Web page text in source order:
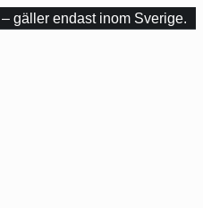
gäller endast inom Sverige.